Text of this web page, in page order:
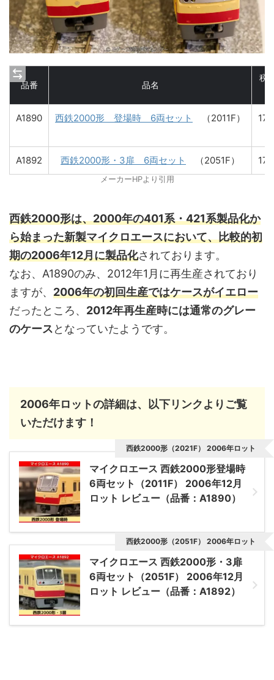
品番 品名
税
A1890 西鉄2000形 登場時 6両セット （2011F）
A1892 西鉄2000形・3扉 6両セット （2051F）
メーカーHPより引用
西鉄2000形は、2000年の401系・421系製品化か
ら始まった新製マイクロエースにおいて、比較的初
期の2006年12月に製品化されております。
なお、A1890のみ、2012年1月に再生産されており
ますが、 2006年の初回生産ではケースがイエロー
だったところ、 2012年再生産時には通常のグレー
のケースとなっていたようです。
2006年ロットの詳細は、以下リンクよりご覧
いただけます！
マイクロエース 西鉄2000形登場時
6両セット（2011F） 2006年12月
ロット レビュー（品番：A1890）
西鉄2000形（2021F） 2006年ロット
マイクロエース 西鉄2000形・3扉
6両セット（2051F） 2006年12月
ロット レビュー（品番：A1892）
西鉄2000形（2051F） 2006年ロット